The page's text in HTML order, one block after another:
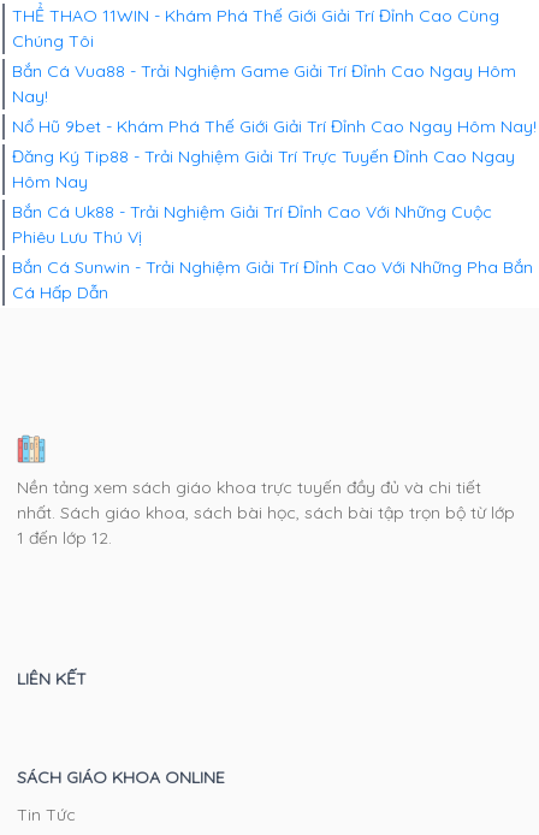
THỂ THAO 11WIN - Khám Phá Thế Giới Giải Trí Đỉnh Cao Cùng
Chúng Tôi
Bắn Cá Vua88 - Trải Nghiệm Game Giải Trí Đỉnh Cao Ngay Hôm
Nay!
Nổ Hũ 9bet - Khám Phá Thế Giới Giải Trí Đỉnh Cao Ngay Hôm Nay!
Đăng Ký Tip88 - Trải Nghiệm Giải Trí Trực Tuyến Đỉnh Cao Ngay
Hôm Nay
Bắn Cá Uk88 - Trải Nghiệm Giải Trí Đỉnh Cao Với Những Cuộc
Phiêu Lưu Thú Vị
Bắn Cá Sunwin - Trải Nghiệm Giải Trí Đỉnh Cao Với Những Pha Bắn
Cá Hấp Dẫn
Nền tảng xem sách giáo khoa trực tuyến đầy đủ và chi tiết
nhất. Sách giáo khoa, sách bài học, sách bài tập trọn bộ từ lớp
1 đến lớp 12.
LIÊN KẾT
SÁCH GIÁO KHOA ONLINE
Tin Tức